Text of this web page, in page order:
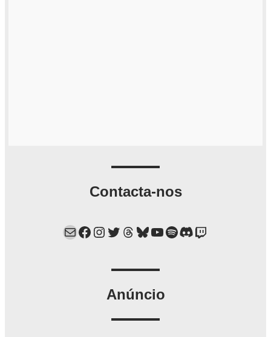
Contacta-nos
Mail Facebook Instagram Twitter Threads Bluesky YouTube Spotify Discord Twitch
Anúncio